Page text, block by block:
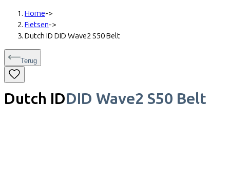
Home->
Fietsen->
Dutch ID DID Wave2 S50 Belt
Terug
Dutch IDDID Wave2 S50 Belt